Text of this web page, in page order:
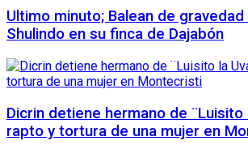
Ultimo minuto; Balean de gravedad
Shulindo en su finca de Dajabón
Dicrin detiene hermano de ¨Luisito
rapto y tortura de una mujer en